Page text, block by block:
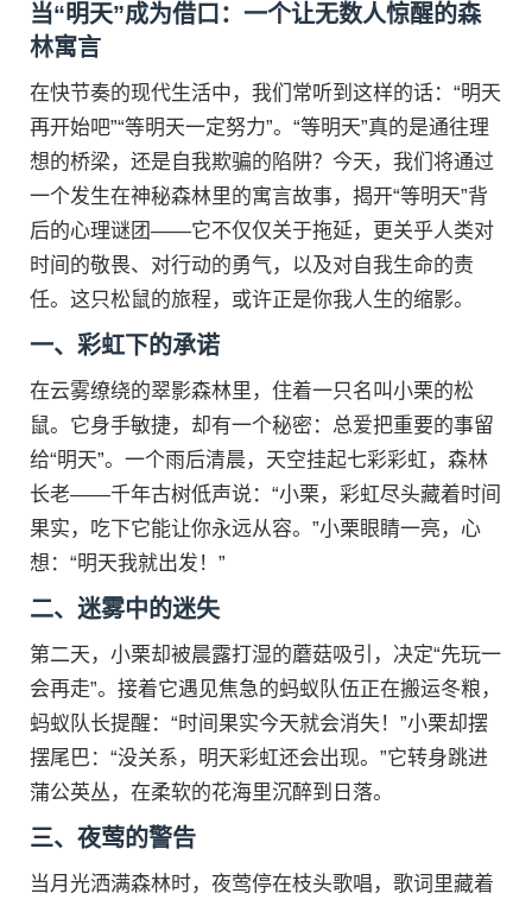
当“明天”成为借口：一个让无数人惊醒的森
林寓言
在快节奏的现代生活中，我们常听到这样的话：“明天
再开始吧”“等明天一定努力”。“等明天”真的是通往理
想的桥梁，还是自我欺骗的陷阱？今天，我们将通过
一个发生在神秘森林里的寓言故事，揭开“等明天”背
后的心理谜团——它不仅仅关于拖延，更关乎人类对
时间的敬畏、对行动的勇气，以及对自我生命的责
任。这只松鼠的旅程，或许正是你我人生的缩影。
一、彩虹下的承诺
在云雾缭绕的翠影森林里，住着一只名叫小栗的松
鼠。它身手敏捷，却有一个秘密：总爱把重要的事留
给“明天”。一个雨后清晨，天空挂起七彩彩虹，森林
长老——千年古树低声说：“小栗，彩虹尽头藏着时间
果实，吃下它能让你永远从容。”小栗眼睛一亮，心
想：“明天我就出发！”
二、迷雾中的迷失
第二天，小栗却被晨露打湿的蘑菇吸引，决定“先玩一
会再走”。接着它遇见焦急的蚂蚁队伍正在搬运冬粮，
蚂蚁队长提醒：“时间果实今天就会消失！”小栗却摆
摆尾巴：“没关系，明天彩虹还会出现。”它转身跳进
蒲公英丛，在柔软的花海里沉醉到日落。
三、夜莺的警告
当月光洒满森林时，夜莺停在枝头歌唱，歌词里藏着